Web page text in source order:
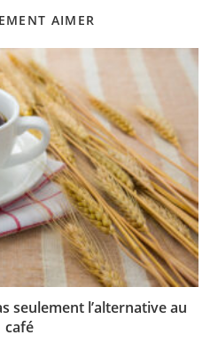
AIMER
seulement l’alternative au
café